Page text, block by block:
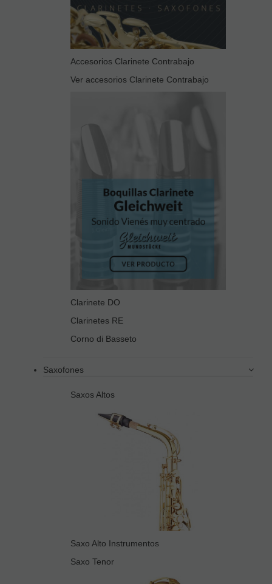
Accesorios Clarinete Contrabajo
Ver accesorios Clarinete Contrabajo
Clarinete DO
Clarinetes RE
Corno di Basseto
Saxofones
Saxos Altos
Saxo Alto Instrumentos
Saxo Tenor